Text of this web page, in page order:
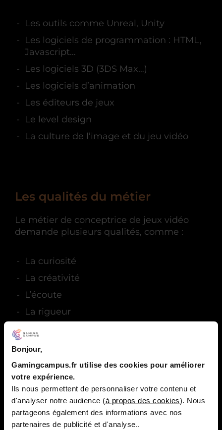
Bonjour,
Gamingcampus.fr utilise des cookies pour améliorer
votre expérience.
Ils nous permettent de personnaliser votre contenu et
d'analyser notre audience (à propos des cookies). Nous
partageons également des informations avec nos
partenaires de publicité et d'analyse..
Les outils comme Unreal, Unity
Les logiciels de programmation : HTML,
Javascript…
Les logiciels 3D (3DS Max…)
Les logiciels d’animation
Les éditeurs de jeux
Le level design
La culture de l’image et du jeu vidéo
Les qualités du métier
Le métier de conceptrice de jeux vidéo
demande plusieurs qualités, comme :
La curiosité
La créativité
L’écoute
La rigueur
bien ses missions et viennent compléter
les compétences.
Les soft skills recherchées par